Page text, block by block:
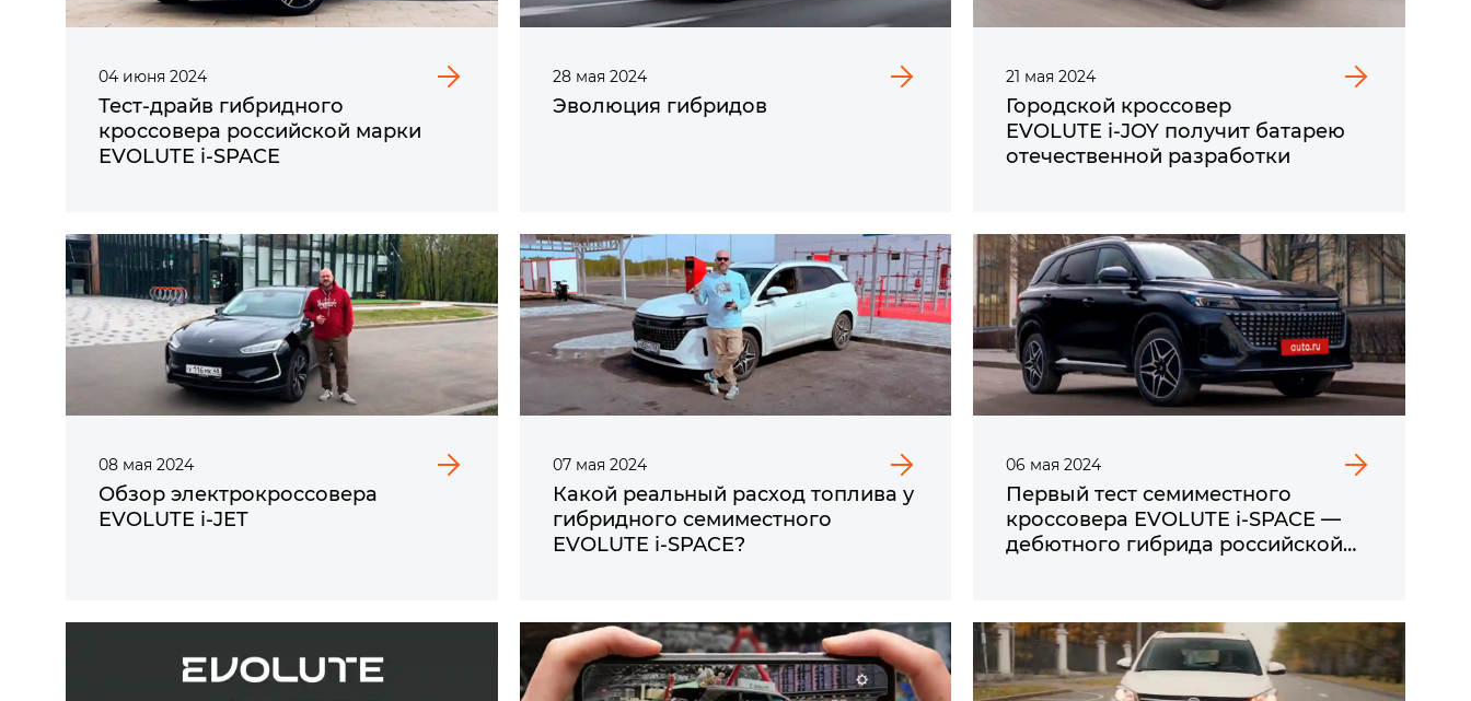
04 июня 2024
Тест-драйв гибридного
кроссовера российской марки
EVOLUTE i‑SPACE
28 мая 2024
Эволюция гибридов
21 мая 2024
Городской кроссовер
EVOLUTE i‑JOY получит батарею
отечественной разработки
08 мая 2024
Обзор электрокроссовера
EVOLUTE i‑JET
07 мая 2024
Какой реальный расход топлива у
гибридного семиместного
EVOLUTE i‑SPACE?
06 мая 2024
Первый тест семиместного
кроссовера EVOLUTE i‑SPACE —
дебютного гибрида российской